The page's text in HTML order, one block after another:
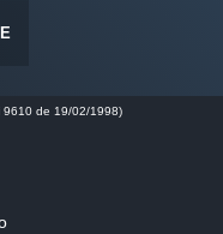
9610 de 19/02/1998)